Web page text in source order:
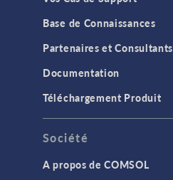
Base de Connaissances
Partenaires et Consultants
Documentation
Téléchargement Produit
Société
A propos de COMSOL